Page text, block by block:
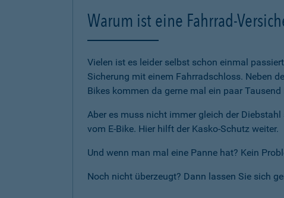
Warum ist eine Fahrrad-
Vielen ist es leider selbst schon einmal
Sicherung mit einem Fahrradschloss. Neben
Bikes kommen da gerne mal ein paar
Aber es muss nicht immer gleich der
vom E-Bike. Hier hilft der Kasko-Schutz weiter.
Und wenn man mal eine Panne hat? Kein
Noch nicht überzeugt? Dann lassen Sie sich